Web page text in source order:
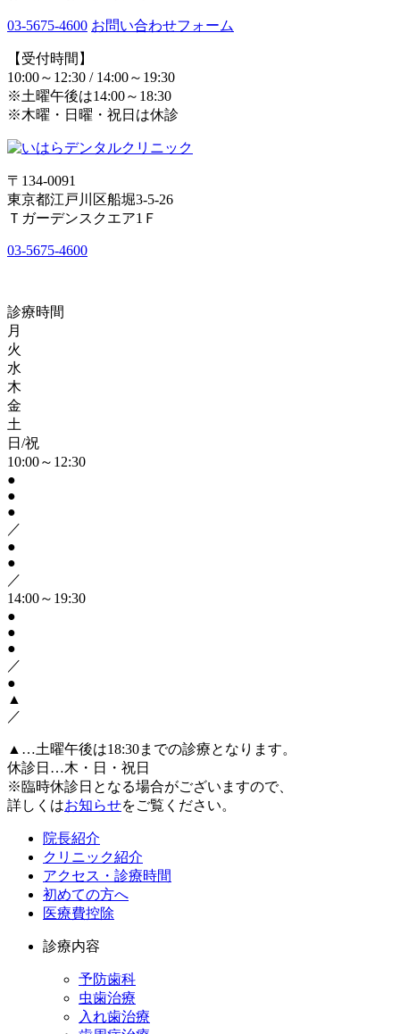
03-5675-4600 お問い合わせフォーム
【受付時間】
10:00～12:30 / 14:00～19:30
※土曜午後は14:00～18:30
※木曜・日曜・祝日は休診
〒134-0091
東京都江戸川区船堀3-5-26
Ｔガーデンスクエア1Ｆ
03-5675-4600
診療時間
月
火
水
木
金
土
日/祝
10:00～12:30
●
●
●
／
●
●
／
14:00～19:30
●
●
●
／
●
▲
／
▲…土曜午後は18:30までの診療となります。
休診日…木・日・祝日
※臨時休診日となる場合がございますので、
詳しくはお知らせをご覧ください。
院長紹介
クリニック紹介
アクセス・診療時間
初めての方へ
医療費控除
診療内容
予防歯科
虫歯治療
入れ歯治療